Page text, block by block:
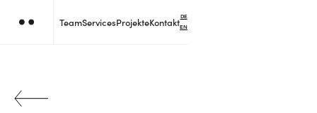
TeamServicesProjekteKontaktDE
EN